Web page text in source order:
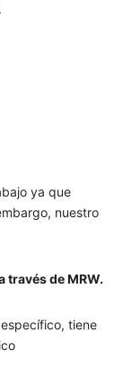
ya que
nuestro
través de MRW.
tiene